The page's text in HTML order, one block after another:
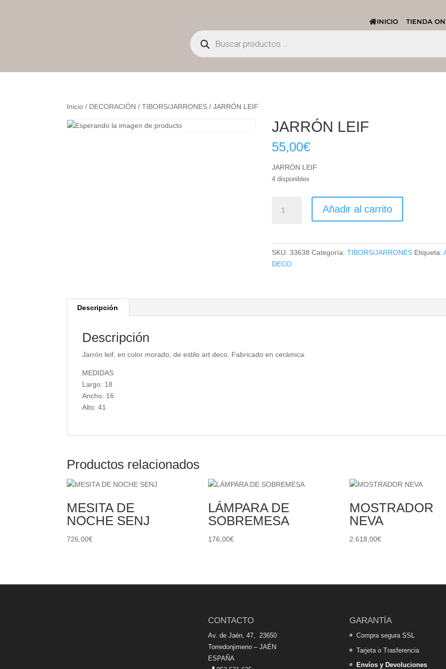
INICIO
TIENDA
Búsqueda
de
productos
Inicio / DECORACIÓN /TIBORS/JARRONES / JARRÓN LEIF
JARRÓN LEIF
55,00€
JARRÓN LEIF
4 disponibles
LEIF
Añadir al carrito
SKU:33638 Categoría:TIBORS/JARRONES Etiqueta:
DECO
Descripción
Descripción
Jarrón leif, en color morado, de estilo art deco. Fabricado en cerámica.
MEDIDAS
Largo: 18
Ancho: 16
Alto: 41
Productos relacionados
MESITA DE
NOCHE SENJ
726,00€
LÁMPARA DE
SOBREMESA
176,00€
MOSTRADOR
NEVA
2.618,00€
CONTACTO
Av. de Jaén, 47, 23650
Torredonjimeno – JAÉN
ESPAÑA
GARANTÍA
Compra segura SSL
Tarjeta o Trasferencia
Envíos y Devoluciones